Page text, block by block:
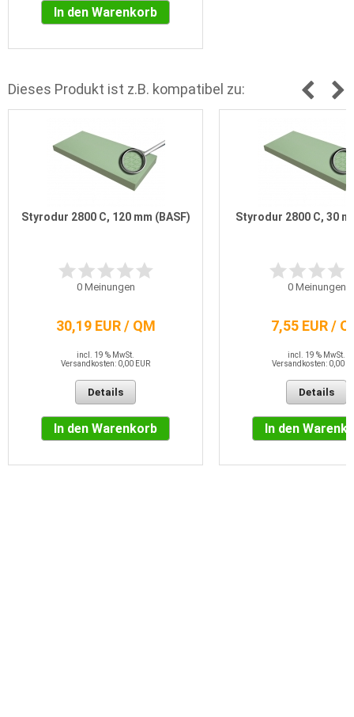
In den Warenkorb
Dieses Produkt ist z.B. kompatibel zu:
Styrodur 2800 C, 120 mm (BASF)
0Meinungen
30,19 EUR / QM
incl. 19 % MwSt.
Versandkosten: 0,00 EUR
Details
In den Warenkorb
Styrodur 2800 C, 30
0Meinungen
7,55 EUR /
incl. 19 % MwSt.
Versandkosten: 0,00
Details
In den